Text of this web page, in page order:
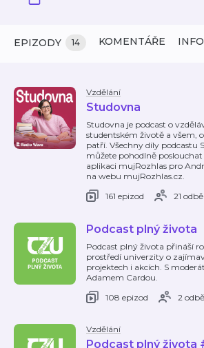
EPIZODY 14 KOMENTÁŘE INFO
Vzdělání
Studovna
Studovna je podcast o
studentském životě a všem,
patří. Všechny díly podcastu
můžete pohodlně
aplikaci mujRozhlas pro
na webu mujRozhlas.cz.
161 epizod
21
Podcast plný života
Podcast plný života přináší
prostředí univerzity o
projektech i akcích. S
Adamem Cardou.
108 epizod
2
Vzdělání
Podcast plný života